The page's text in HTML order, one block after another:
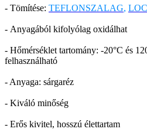
- Tömítése: TEFLONSZALAG,
- Anyagából kifolyólag oxidálhat
- Hőmérséklet tartomány: -20°C és
felhasználható
- Anyaga: sárgaréz
- Kiváló minőség
- Erős kivitel, hosszú élettartam